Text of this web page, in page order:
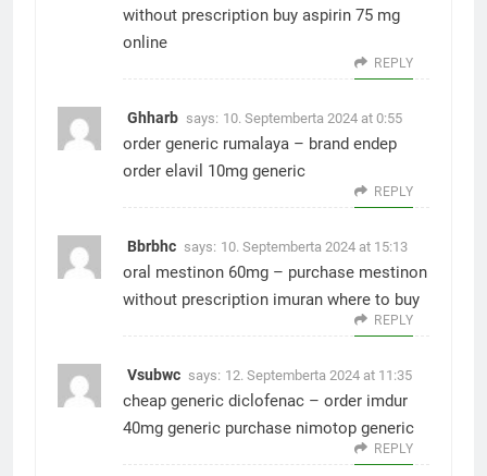
without prescription buy aspirin 75 mg
online
REPLY
Ghharb says: 10. Septemberta 2024 at 0:55
order generic rumalaya – brand endep
order elavil 10mg generic
REPLY
Bbrbhc says: 10. Septemberta 2024 at 15:13
oral mestinon 60mg – purchase mestinon
without prescription imuran where to buy
REPLY
Vsubwc says: 12. Septemberta 2024 at 11:35
cheap generic diclofenac – order imdur
40mg generic purchase nimotop generic
REPLY